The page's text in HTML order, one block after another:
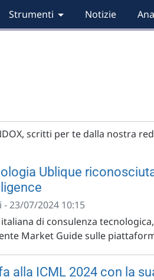
Strumenti Notizie
scritti per te dalla nostra
Ublique
23/07/2024 10:15
di consulenza
Market Guide sulle
alla ICML 2024 con la